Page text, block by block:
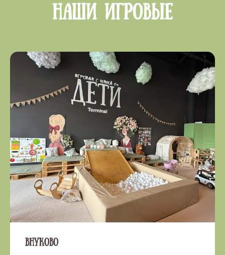
Наши игровые
Внуково